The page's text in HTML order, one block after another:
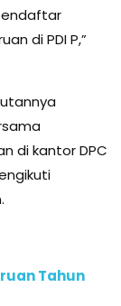
di PDI P,”
di kantor DPC
Tahun